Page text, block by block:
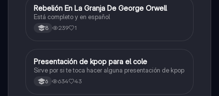
Sociales/Historia
Rebelión En La Granja De George Orwell
Está completo y en español
8 239 1
Artes
Presentación de kpop para el cole
Sirve por si te toca hacer alguna presentación de kpop
6 634 43